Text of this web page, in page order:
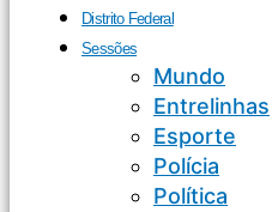
Distrito Federal
Sessões
Mundo
Entrelinhas
Esporte
Polícia
Política